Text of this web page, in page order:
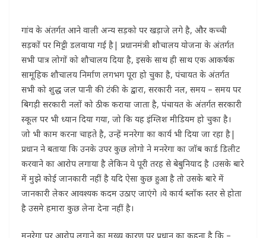
गांव के अंतर्गत आने वाली अन्य सड़को पर खड़ाजे लगे है, और कच्ची
सड़कों पर मिट्टी डलवाया गई है| प्रधानमंत्री शौचालय योजना के अंतर्गत
सभी पात्र लोगों को शौचालय दिया है, इसके साथ ही साथ एक आकर्षक
सामूहिक शौचालय निर्माण लगभग पूरा हो चुका है, पंचायत के अंतर्गत
सभी को शुद्ध जल पानी की टंकी के द्वारा, सरकारी नल, समय – समय पर
बिगड़ी सरकारी नलों को ठीक कराया जाता है, पंचायत के अंतर्गत सरकारी
स्कूल पर भी ध्यान दिया गया, जो कि यह इंग्लिश मीडियम हो चुका है।
जो भी काम करना चाहते है, उन्हें मनरेगा का कार्य भी दिया जा रहा है|
प्रधान ने बताया कि उनके उपर कुछ लोगो ने मनरेगा का जॉब कार्ड डिलीट
करवाने का आरोप लगाया है लेकिन ये पूरी तरह से बेबुनियाद है ।उसके बारे
में मुझे कोई जानकारी नहीं है यदि ऐसा कुछ हुआ है तो उसके बारे में
जानकारी लेकर आवश्यक कदम उठाए जाएंगे ।ये कार्य ब्लॉक स्तर से होता
है उसमे हमारा कुछ लेना देना नहीं है।
मनरेगा पर आरोप लगाने का मुख्य कारण पर प्रधान का कहना है कि –